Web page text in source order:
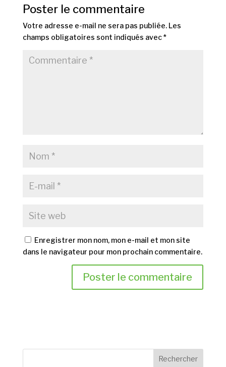
Poster le commentaire
Votre adresse e-mail ne sera pas publiée. Les
champs obligatoires sont indiqués avec*
Enregistrer mon nom, mon e-mail et mon site
dans le navigateur pour mon prochain commentaire.